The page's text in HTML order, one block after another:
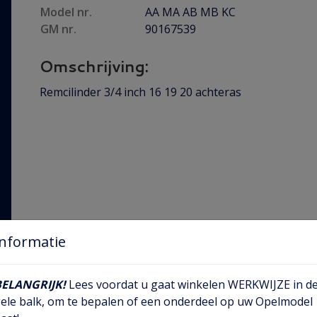
Model nr.
AA MA AB MB KC
GM nr.
90167539
Omschrijving:
Remcilinder 3/4 inch 16 19 20 achteras
Lees voordat u gaat winkelen WERKWIJZE in
balk, om te bepalen of een onderdeel op uw Opelmodel